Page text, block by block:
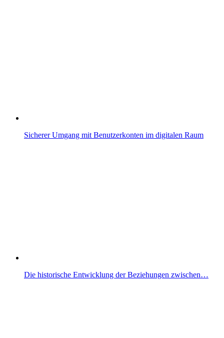
Sicherer Umgang mit Benutzerkonten im digitalen Raum
Die historische Entwicklung der Beziehungen zwischen…